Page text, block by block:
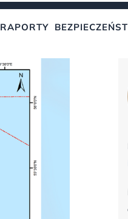
RAPORTY